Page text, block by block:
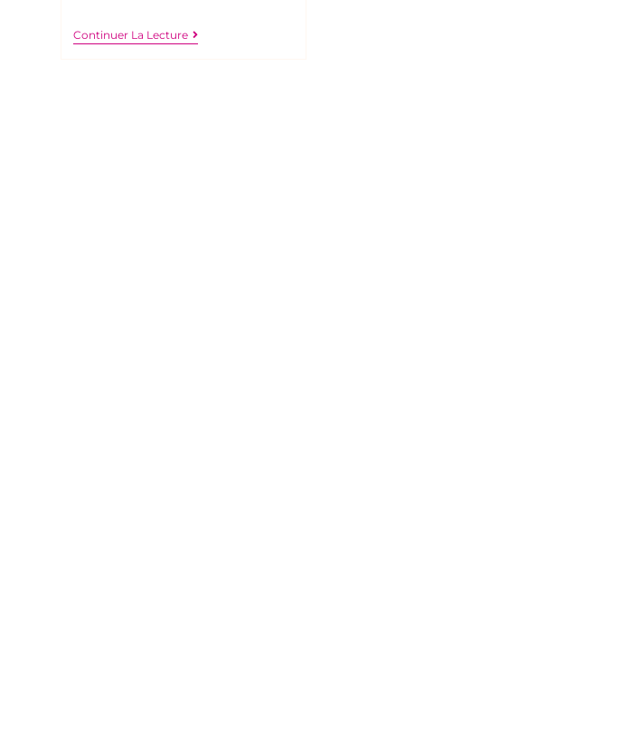
Continuer La Lecture